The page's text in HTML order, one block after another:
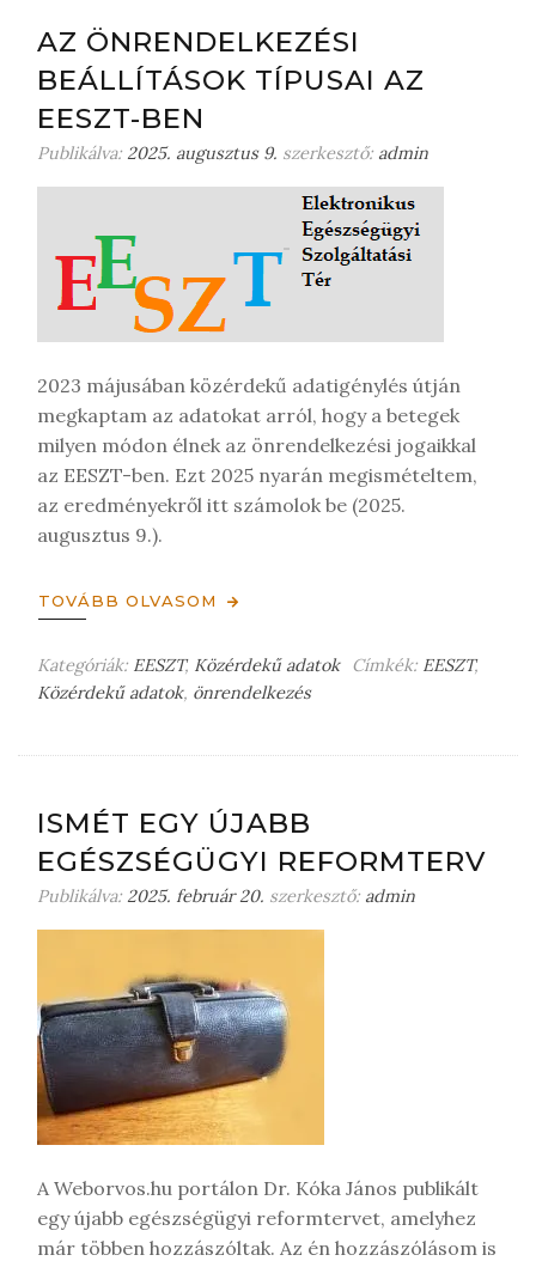
o
n
g
j
e
g
y
t
AZ ÖNRENDELKEZÉSI
BEÁLLÍTÁSOK TÍPUSAI AZ
EESZT-BEN
Publikálva: 2025. augusztus 9. szerkesztő: admin
2023 májusában közérdekű adatigénylés útján
megkaptam az adatokat arról, hogy a betegek
milyen módon élnek az önrendelkezési jogaikkal
az EESZT-ben. Ezt 2025 nyarán megismételtem,
az eredményekről itt számolok be (2025.
augusztus 9.).
TOVÁBB OLVASOM
Kategóriák: EESZT, Közérdekű adatok Címkék: EESZT,
Közérdekű adatok, önrendelkezés
n
ISMÉT EGY ÚJABB
EGÉSZSÉGÜGYI REFORMTERV
Publikálva: 2025. február 20. szerkesztő: admin
A Weborvos.hu portálon Dr. Kóka János publikált
egy újabb egészségügyi reformtervet, amelyhez
már többen hozzászóltak. Az én hozzászólásom is